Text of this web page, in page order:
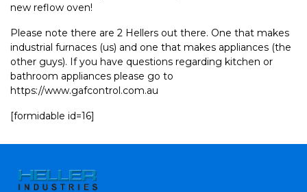
new reflow oven!
Please note there are 2 Hellers out there. One that makes
industrial furnaces (us) and one that makes appliances (the
other guys). If you have questions regarding kitchen or
bathroom appliances please go to
https://www.gafcontrol.com.au
[formidable id=16]